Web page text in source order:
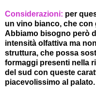
Considerazioni: per
un vino bianco, che con
Abbiamo bisogno però
intensità olfattiva ma
struttura, che possa
formaggi presenti nella
del sud con queste
piacevolissimo al